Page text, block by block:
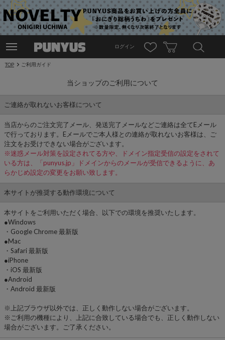
ログイン
TOP ご利用ガイド
当ショップのご利用について
ご連絡が取れないお客様について
当店からのご注文完了メール、発送完了メールなどご連絡は全てEメール
で行っております。Eメールでご本人様との連絡が取れないお客様は、ご
注文をお受けできない場合がございます。
※迷惑メール対策を設定されてる方や、ドメイン指定受信の設定をされて
いる方は、「punyus.jp」ドメインからのメールが受信できるように、あ
らかじめ設定の変更をお願い致します。
本サイトが推奨する動作環境について
本サイトをご利用いただく場合、以下での環境を推奨いたします。
●Windows
・Google Chrome 最新版
●Mac
・Safari 最新版
●iPhone
・iOS 最新版
●Android
・Android 最新版
※上記ブラウザ以外では、正しく動作しない場合がございます。
※ご利用の機種により、上記に合致している場合でも、正しく動作しない
場合がございます。ご了承ください。